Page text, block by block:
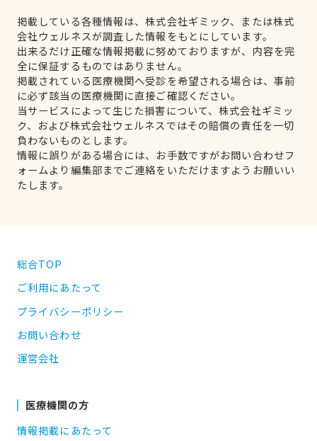
掲載している各種情報は、株式会社ギミック、または株式
会社ウェルネスが調査した情報をもとにしています。
出来るだけ正確な情報掲載に努めておりますが、内容を完
全に保証するものではありません。
掲載されている医療機関へ受診を希望される場合は、事前
に必ず該当の医療機関に直接ご確認ください。
当サービスによって生じた損害について、株式会社ギミッ
ク、および株式会社ウェルネスではその賠償の責任を一切
負わないものとします。
情報に誤りがある場合には、お手数ですがお問い合わせフ
ォームより編集部までご連絡をいただけますようお願いい
たします。
総合TOP
ご利用にあたって
プライバシーポリシー
お問い合わせ
運営会社
医療機関の方
情報掲載にあたって